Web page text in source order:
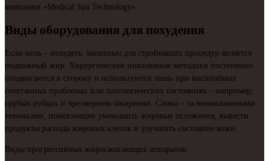
компании «Medical Spa Technology».
Виды оборудования для похудения
Если цель – похудеть, мишенью для стройнящих процедур является
подкожный жир. Хирургические инвазивные методики постепенно
отодвигаются в сторону и используются лишь при масштабных
сочетанных проблемах или патологических состояниях – например,
грубых рубцах и чрезмерном ожирении. Слово – за неинвазивными
техниками, помогающие уменьшить жировые отложения, вывести
продукты распада жировых клеток и улучшить состояние кожи.
Виды прогрессивных жиросжигающих аппаратов: